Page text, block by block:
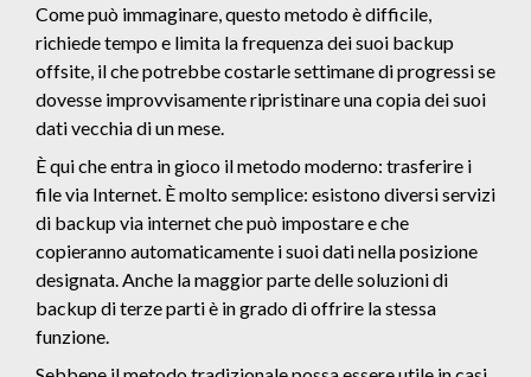
Come può immaginare, questo metodo è difficile,
richiede tempo e limita la frequenza dei suoi backup
offsite, il che potrebbe costarle settimane di progressi se
dovesse improvvisamente ripristinare una copia dei suoi
dati vecchia di un mese.
È qui che entra in gioco il metodo moderno: trasferire i
file via Internet. È molto semplice: esistono diversi servizi
di backup via internet che può impostare e che
copieranno automaticamente i suoi dati nella posizione
designata. Anche la maggior parte delle soluzioni di
backup di terze parti è in grado di offrire la stessa
funzione.